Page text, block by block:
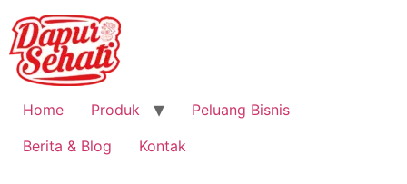
Home Produk
Peluang Bisnis
Berita & Blog
Kontak